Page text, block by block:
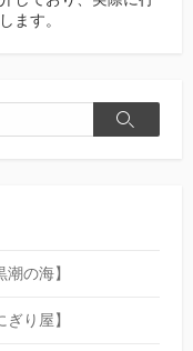
ます。
検
の海】
り屋】